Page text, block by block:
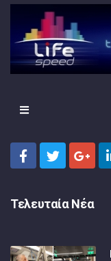
Τελευταία Νέα